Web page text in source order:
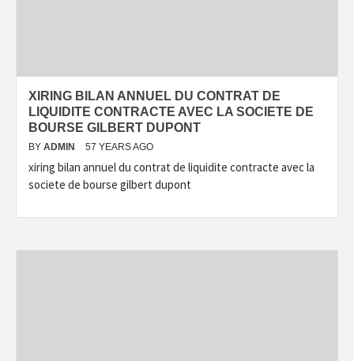
XIRING BILAN ANNUEL DU CONTRAT DE
LIQUIDITE CONTRACTE AVEC LA SOCIETE DE
BOURSE GILBERT DUPONT
BY ADMIN 57 YEARS AGO
xiring bilan annuel du contrat de liquidite contracte avec la
societe de bourse gilbert dupont